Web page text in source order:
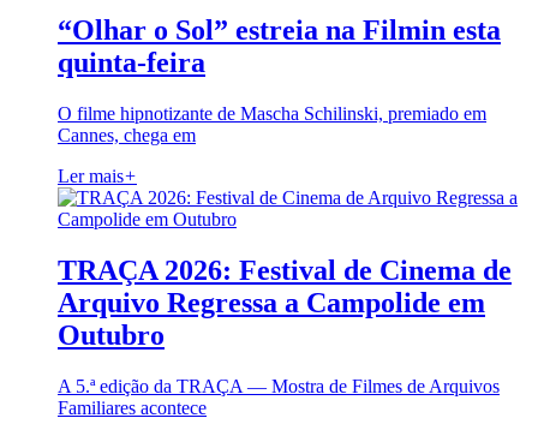
“Olhar o Sol” estreia na Filmin esta
quinta-feira
O filme hipnotizante de Mascha Schilinski, premiado em
Cannes, chega em
Ler mais+
TRAÇA 2026: Festival de Cinema de
Arquivo Regressa a Campolide em
Outubro
A 5.ª edição da TRAÇA — Mostra de Filmes de Arquivos
Familiares acontece